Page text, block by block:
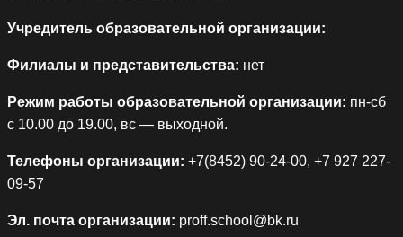
Учредитель образовательной организации:
Филиалы и представительства: нет
Режим работы образовательной организации: пн-сб
с 10.00 до 19.00, вс — выходной.
Телефоны организации: +7(8452) 90-24-00, +7 927 227-
09-57
Эл. почта организации: proff.school@bk.ru